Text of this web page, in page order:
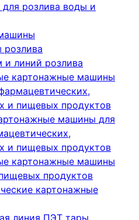
розлива воды и
розлива
линий розлива
картонажные машины
и пищевых продуктов
машины для
и пищевых продуктов
картонажные машины
продуктов
картонажные
линия ПЭТ тары